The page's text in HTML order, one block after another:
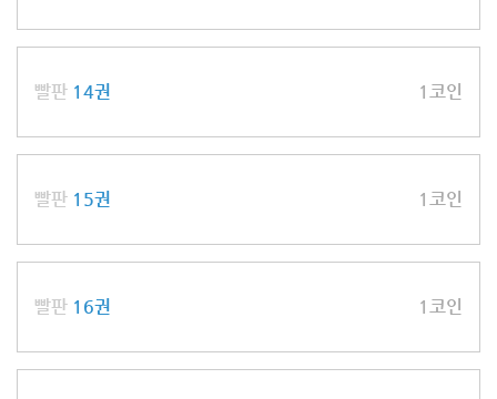
빨판 14권 1코인
빨판 15권 1코인
빨판 16권 1코인